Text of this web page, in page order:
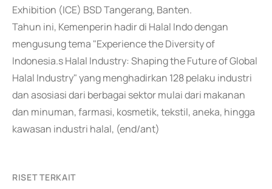
Exhibition (ICE) BSD Tangerang, Banten.
Tahun ini, Kemenperin hadir di Halal Indo dengan
mengusung tema "Experience the Diversity of
Indonesia.s Halal Industry: Shaping the Future of Global
Halal Industry" yang menghadirkan 128 pelaku industri
dan asosiasi dari berbagai sektor mulai dari makanan
dan minuman, farmasi, kosmetik, tekstil, aneka, hingga
kawasan industri halal, (end/ant)
RISET TERKAIT